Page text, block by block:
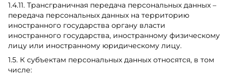
1.4.11. Трансграничная передача персональных данных –
передача персональных данных на территорию
иностранного государства органу власти
иностранного государства, иностранному физическому
лицу или иностранному юридическому лицу.
1.5. К субъектам персональных данных относятся, в том
числе: